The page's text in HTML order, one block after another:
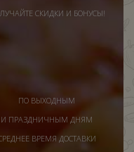
СКИДКИ И БОНУСЫ!
ПО ВЫХОДНЫМ
И ПРАЗДНИЧНЫМ ДНЯМ
ВРЕМЯ ДОСТАВКИ